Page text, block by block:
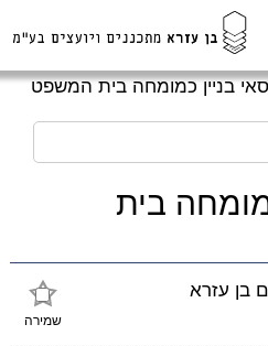
בניין כמומחה בית המשפט
בית
שמירה
בן עזרא